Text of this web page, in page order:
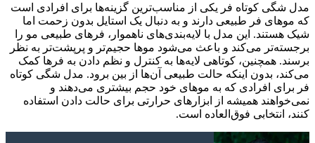
مدل شگی کوتاه فر یکی از مناسب‌ترین گزینه‌ها برای افرادی است
که موهای فر طبیعی دارند و به دنبال یک استایل بدون زحمت اما
شیک هستند. این مدل با لایه‌بندی‌های ناهموار، فرهای طبیعی مو را
برجسته‌تر می‌کند و باعث می‌شود موها حجیم‌تر و پرپشت‌تر به نظر
برسند. همچنین، کوتاهی لایه‌ها به کنترل و نظم دادن به فرها کمک
می‌کند، بدون اینکه حالت طبیعی آن‌ها از بین برود. مدل شگی کوتاه
فر برای افرادی که به موهای خود حجم بیشتری می‌دهند و
نمی‌خواهند همیشه از ابزارهای حرارتی برای حالت دادن استفاده
کنند، انتخابی فوق‌العاده است.